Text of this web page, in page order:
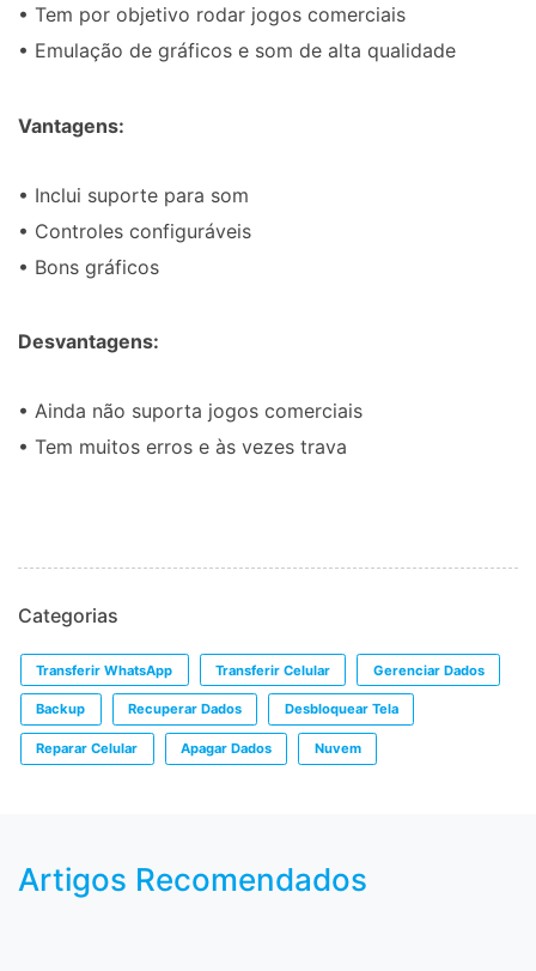
• Tem por objetivo rodar jogos comerciais
• Emulação de gráficos e som de alta qualidade
Vantagens:
• Inclui suporte para som
• Controles configuráveis
• Bons gráficos
Desvantagens:
• Ainda não suporta jogos comerciais
• Tem muitos erros e às vezes trava
Categorias
Transferir WhatsApp Transferir Celular Gerenciar Dados
Backup Recuperar Dados Desbloquear Tela
Reparar Celular Apagar Dados Nuvem
Artigos Recomendados